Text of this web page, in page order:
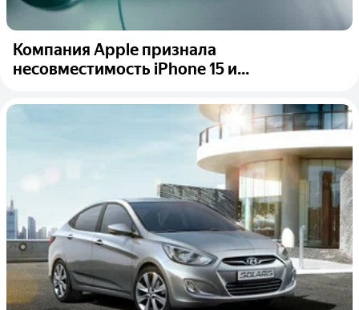
Компания Apple признала
несовместимость iPhone 15 и...